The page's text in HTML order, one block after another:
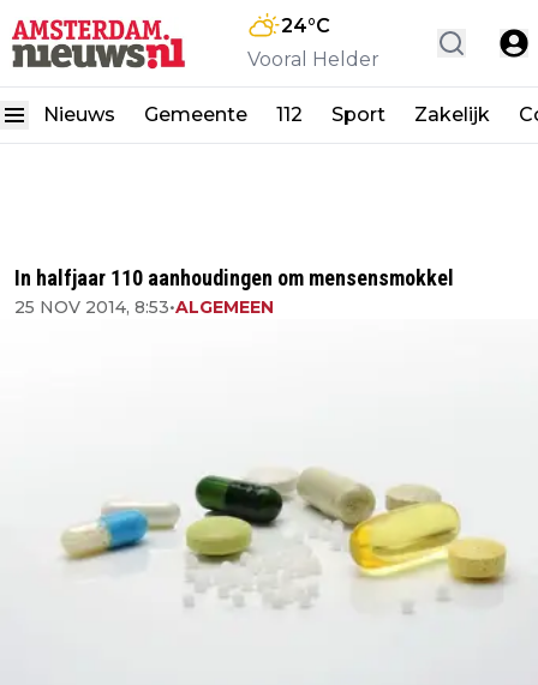
24°C
Vooral Helder
Nieuws Gemeente 112 Sport Zakelijk
In halfjaar 110 aanhoudingen om mensensmokkel
25 NOV 2014, 8:53•ALGEMEEN